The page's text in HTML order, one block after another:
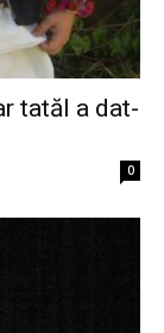
tatăl a dat-
0